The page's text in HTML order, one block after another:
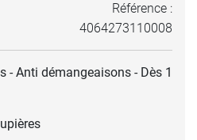
Référence :
4064273110008
- Anti démangeaisons - Dès 1